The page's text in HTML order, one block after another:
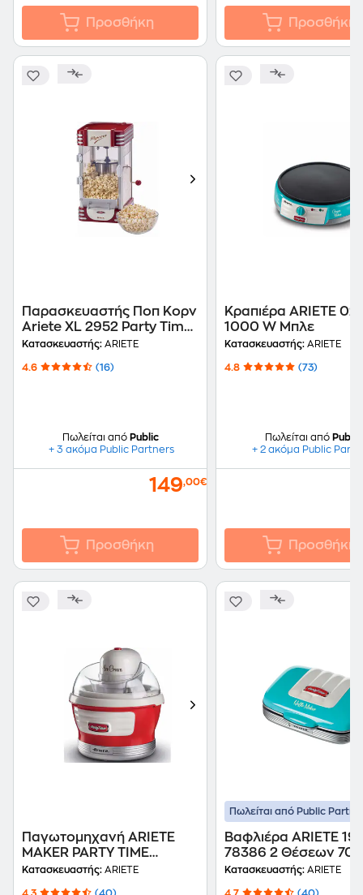
Προσθήκη Προσθήκη
Παρασκευαστής Ποπ Κορν
Ariete XL 2952 Party Time
- 310W - Κόκκινο
Κατασκευαστής: ARIETE
4.6 (16)
Πωλείται από Public
+ 3 ακόμα Public Partners
149,00€
Προσθήκη
Κραπιέρα ARIETE
1000 W Μπλε
Κατασκευαστής: ARIETE
4.8 (73)
Πωλείται από Public
+ 2 ακόμα Public
Προσθήκη
Παγωτoμηχανή ARIETE
MAKER PARTY TIME
0643/00 12 W 1.5 L
Κατασκευαστής: ARIETE
Πωλείται από Public
Βαφλιέρα ARIETE
78386 2 Θέσεων
Μπλε
Κατασκευαστής: ARIETE